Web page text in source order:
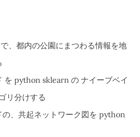
、都内の公園にまつわる情報を地
を python sklearn の ナイーブベイ
リ分けする
の、共起ネットワーク図を python